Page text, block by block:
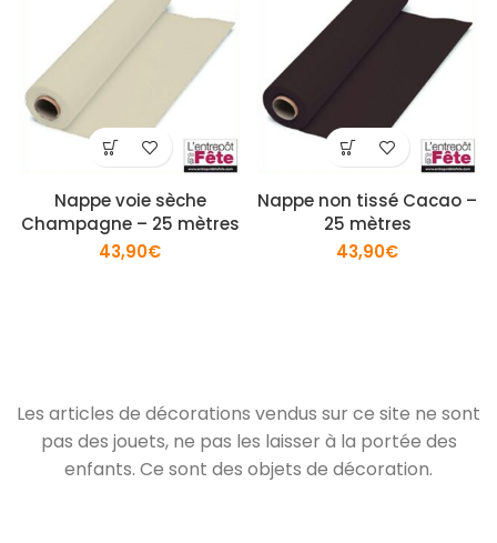
Nappe voie sèche
Champagne – 25 mètres
43,90€
Nappe non tissé Cacao –
25 mètres
43,90€
Les articles de décorations vendus sur ce site ne sont
pas des jouets, ne pas les laisser à la portée des
enfants. Ce sont des objets de décoration.